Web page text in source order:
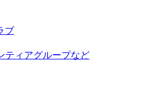
ブ
ィアグループなど